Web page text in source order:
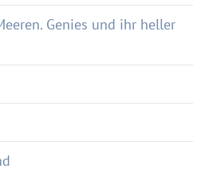
Genies und ihr heller